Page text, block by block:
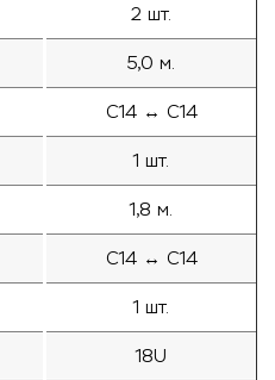
2 шт.
5,0 м.
С14 ↔ С14
1 шт.
1,8 м.
С14 ↔ С14
1 шт.
18U